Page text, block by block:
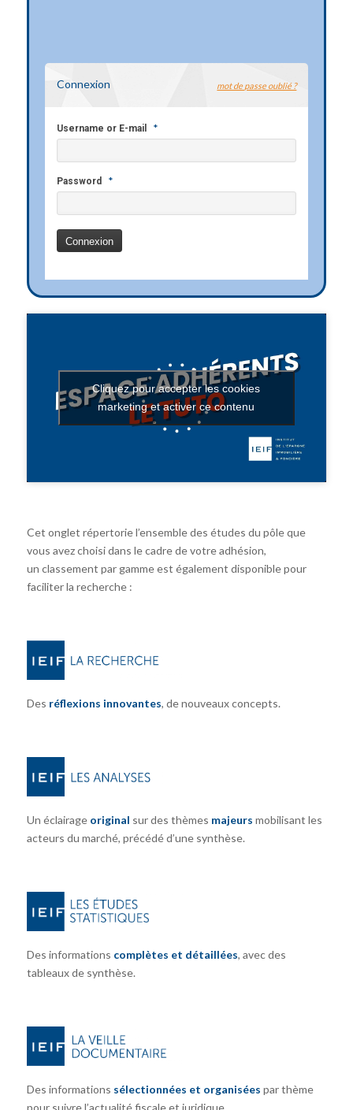
Connexion mot de passe oublié ?
Username or E-mail *
Password *
Cliquez pour accepter les cookies
marketing et activer ce contenu
Cet onglet répertorie l’ensemble des études du pôle que
vous avez choisi dans le cadre de votre adhésion,
un classement par gamme est également disponible pour
faciliter la recherche :
Des réflexions innovantes, de nouveaux concepts.
Un éclairage original sur des thèmes majeurs mobilisant les
acteurs du marché, précédé d’une synthèse.
Des informations complètes et détaillées, avec des
tableaux de synthèse.
Des informations sélectionnées et organisées par thème
pour suivre l’actualité fiscale et juridique.